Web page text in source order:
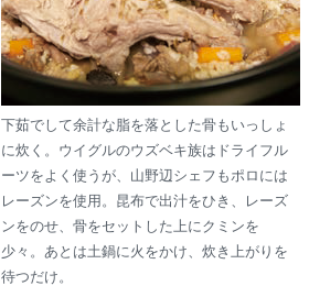
下茹でして余計な脂を落とした骨もいっしょ
に炊く。ウイグルのウズベキ族はドライフル
ーツをよく使うが、山野辺シェフもポロには
レーズンを使用。昆布で出汁をひき、レーズ
ンをのせ、骨をセットした上にクミンを
少々。あとは土鍋に火をかけ、炊き上がりを
待つだけ。